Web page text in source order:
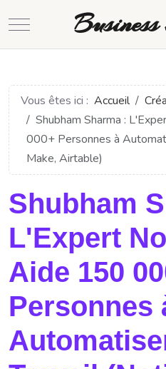
Mobile Menu Toggle
Vous êtes ici : Accueil
Shubham Sharma :
000+ Personnes à
Make, Airtable)
Shubham
L'Expert
Aide 150
Personnes